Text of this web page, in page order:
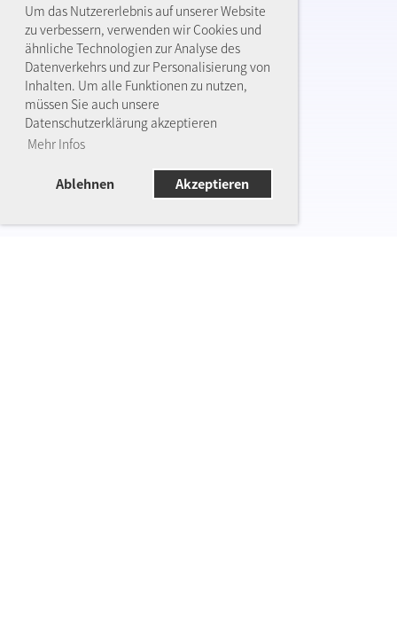
Um das Nutzererlebnis auf unserer Website
zu verbessern, verwenden wir Cookies und
ähnliche Technologien zur Analyse des
Datenverkehrs und zur Personalisierung von
Inhalten. Um alle Funktionen zu nutzen,
müssen Sie auch unsere
Datenschutzerklärung akzeptieren
Mehr Infos
Ablehnen Akzeptieren